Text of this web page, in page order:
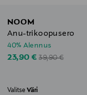
NOOM
Anu-trikoopusero
40% Alennus
Discounted Price
23,90 €Original Price
39,90 €
Valitse Väri